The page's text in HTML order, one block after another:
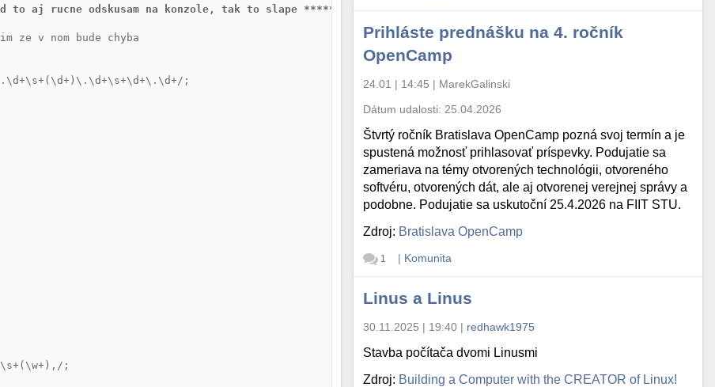
to aj rucne odskusam na konzole, tak to slape ****************
ze v nom bude chyba
;
;
Prihláste prednášku na 4. ročník
OpenCamp
24.01 | 14:45 | MarekGalinski
Dátum udalosti: 25.04.2026
Štvrtý ročník Bratislava OpenCamp pozná svoj termín a je
spustená možnosť prihlasovať príspevky. Podujatie sa
zameriava na témy otvorených technológii, otvoreného
softvéru, otvorených dát, ale aj otvorenej verejnej správy a
podobne. Podujatie sa uskutoční 25.4.2026 na FIIT STU.
Zdroj: Bratislava OpenCamp
1 | Komunita
Linus a Linus
30.11.2025 | 19:40 | redhawk1975
Stavba počítača dvomi Linusmi
Zdroj: Building a Computer with the CREATOR of Linux!